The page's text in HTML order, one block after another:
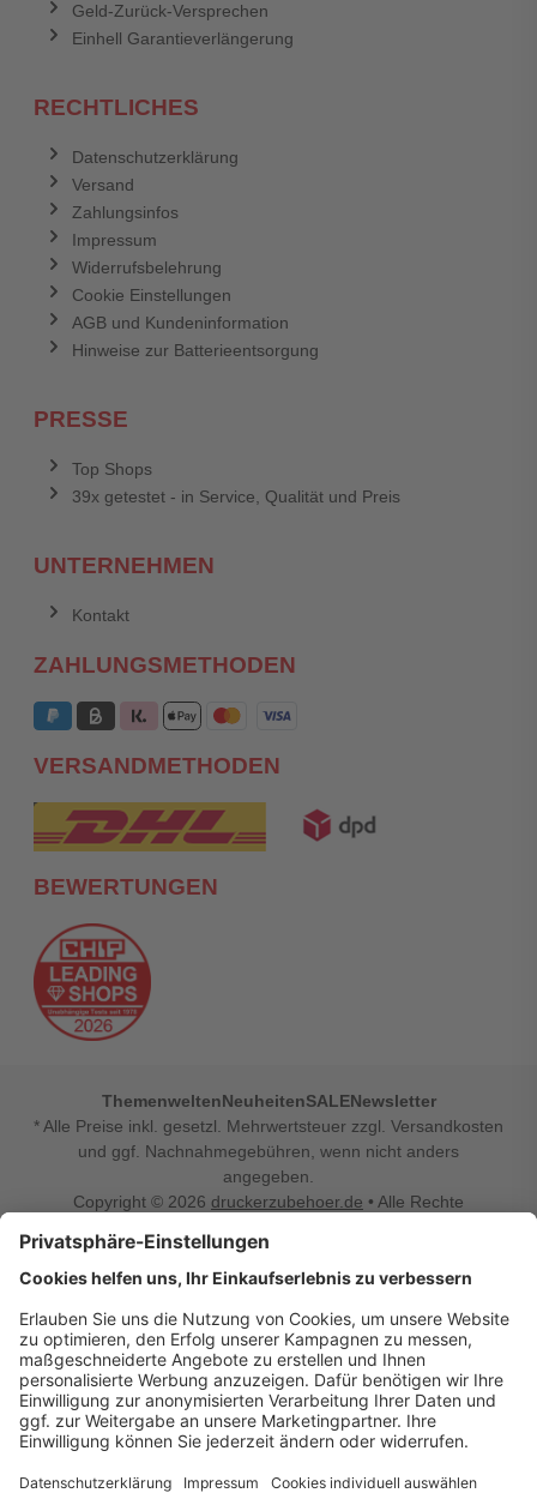
Geld-Zurück-Versprechen
Einhell Garantieverlängerung
RECHTLICHES
Datenschutzerklärung
Versand
Zahlungsinfos
Impressum
Widerrufsbelehrung
Cookie Einstellungen
AGB und Kundeninformation
Hinweise zur Batterieentsorgung
PRESSE
Top Shops
39x getestet - in Service, Qualität und Preis
UNTERNEHMEN
Kontakt
ZAHLUNGSMETHODEN
VERSANDMETHODEN
BEWERTUNGEN
ThemenweltenNeuheitenSALENewsletter
* Alle Preise inkl. gesetzl. Mehrwertsteuer zzgl. Versandkosten
und ggf. Nachnahmegebühren, wenn nicht anders
angegeben.
Copyright © 2026 druckerzubehoer.de • Alle Rechte
Vertrag widerrufen
Druckerzubehoer.de – preiswerte Qualität für Ihr Office
Sie sind auf der Suche nach dem passenden Druckerzubehör
oder Zubehör für das Büro, den Computer oder Ihr
Smartphone? Dann sind Sie bei Druckerzubehoer.de genau
richtig! Unser breites Sortiment bietet unter anderem Tinte
und Toner für alle gängigen Druckermodelle – großer sowie
kleiner Hersteller. Zugleich sind wir Ihr Online Fachhandel für